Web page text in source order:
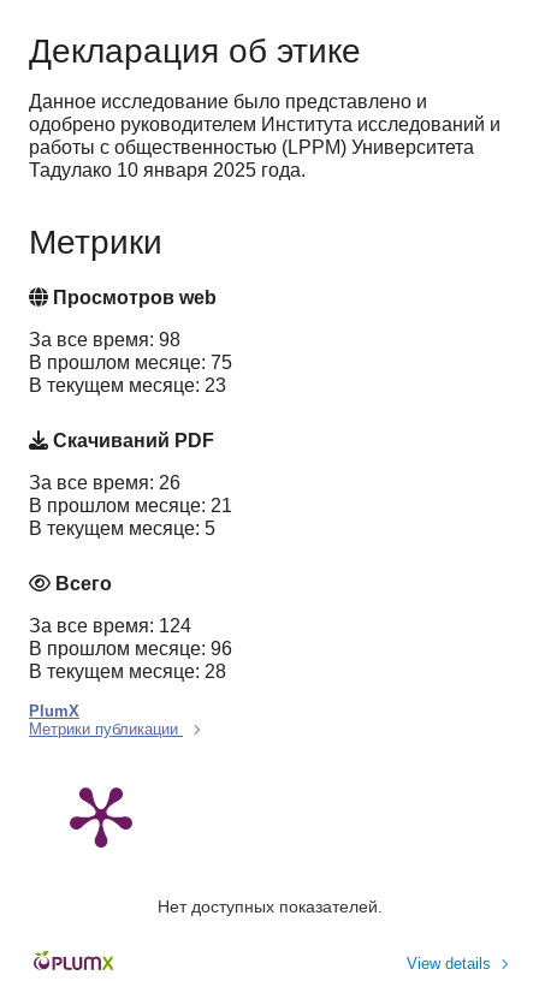
Декларация об этике
Данное исследование было представлено и
одобрено руководителем Института исследований и
работы с общественностью (LPPM) Университета
Тадулако 10 января 2025 года.
Метрики
Просмотров web
За все время: 98
В прошлом месяце: 75
В текущем месяце: 23
Скачиваний PDF
За все время: 26
В прошлом месяце: 21
В текущем месяце: 5
Всего
За все время: 124
В прошлом месяце: 96
В текущем месяце: 28
PlumX
Метрики публикации
Нет доступных показателей.
View details